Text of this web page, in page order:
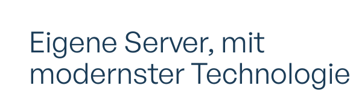
Eigene Server, mit
modernster Technologie